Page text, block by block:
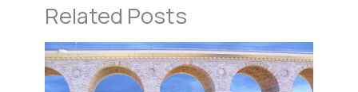
Related Posts